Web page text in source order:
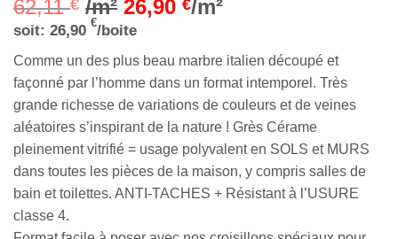
62,11€ /m² 26,90€/m²
soit: 26,90 €/boite
Comme un des plus beau marbre italien découpé et
façonné par l’homme dans un format intemporel. Très
grande richesse de variations de couleurs et de veines
aléatoires s’inspirant de la nature ! Grès Cérame
pleinement vitrifié = usage polyvalent en SOLS et MURS
dans toutes les pièces de la maison, y compris salles de
bain et toilettes. ANTI-TACHES + Résistant à l’USURE
classe 4.